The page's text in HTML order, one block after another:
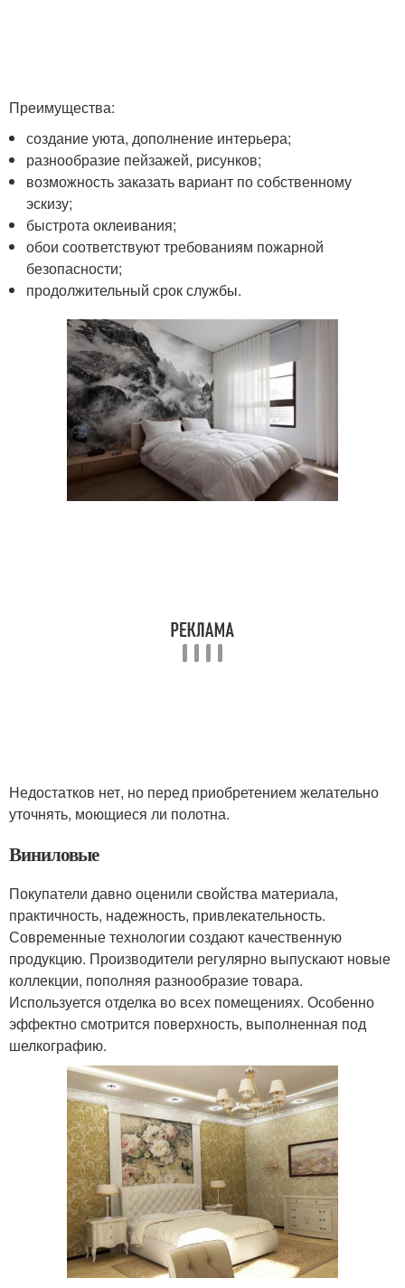
Преимущества:
создание уюта, дополнение интерьера;
разнообразие пейзажей, рисунков;
возможность заказать вариант по собственному
эскизу;
быстрота оклеивания;
обои соответствуют требованиям пожарной
безопасности;
продолжительный срок службы.
Недостатков нет, но перед приобретением желательно
уточнять, моющиеся ли полотна.
Виниловые
Покупатели давно оценили свойства материала,
практичность, надежность, привлекательность.
Современные технологии создают качественную
продукцию. Производители регулярно выпускают новые
коллекции, пополняя разнообразие товара.
Используется отделка во всех помещениях. Особенно
эффектно смотрится поверхность, выполненная под
шелкографию.